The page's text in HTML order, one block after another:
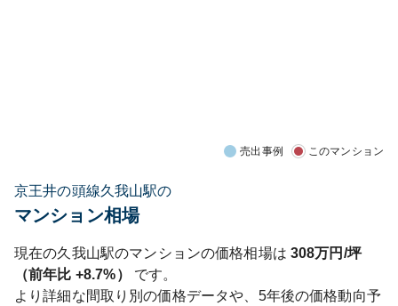
売出事例 このマンション
京王井の頭線久我山駅の
マンション相場
現在の久我山駅のマンションの価格相場は 308万円/坪
（前年比 +8.7%）
です。
より詳細な間取り別の価格データや、5年後の価格動向予